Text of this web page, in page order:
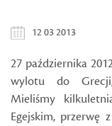
12 03 2013
27 października
wylotu do
Mieliśmy
Egejskim, przerwę